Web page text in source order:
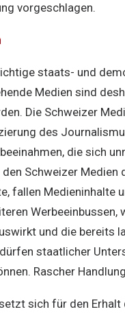
vorgeschlagen.
staats- und
Medien sind
Die Schweizer
des
die sich
Schweizer
fallen Medieninhalte
und die bereits
staatlicher
Rascher
sich für den